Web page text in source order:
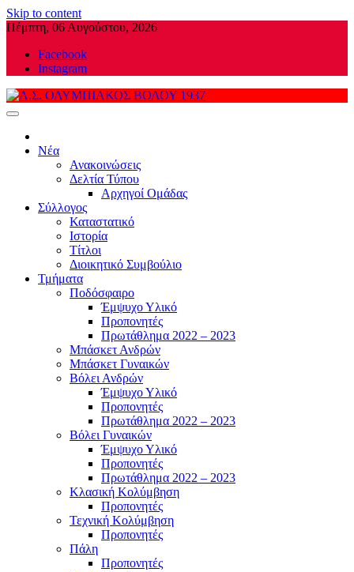
Skip to content
Πέμπτη, 06 Αυγούστου, 2026
Facebook
Instagram
Νέα
Ανακοινώσεις
Δελτία Τύπου
Αρχηγοί Ομάδας
Σύλλογος
Καταστατικό
Ιστορία
Τίτλοι
Διοικητικό Συμβούλιο
Τμήματα
Ποδόσφαιρο
Έμψυχο Υλικό
Προπονητές
Πρωτάθλημα 2022 – 2023
Μπάσκετ Ανδρών
Μπάσκετ Γυναικών
Βόλει Ανδρών
Έμψυχο Υλικό
Προπονητές
Πρωτάθλημα 2022 – 2023
Βόλει Γυναικών
Έμψυχο Υλικό
Προπονητές
Πρωτάθλημα 2022 – 2023
Κλασική Κολύμβηση
Προπονητές
Τεχνική Κολύμβηση
Προπονητές
Πάλη
Προπονητές